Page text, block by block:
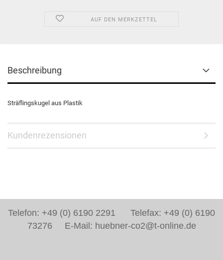
AUF DEN MERKZETTEL
Beschreibung
Sträflingskugel aus Plastik
Kundenrezensionen
Telefon: +49 (0) 6190 2291 Telefax: +49 (0) 6190
73276 E-Mail: huebner-co2@t-online.de